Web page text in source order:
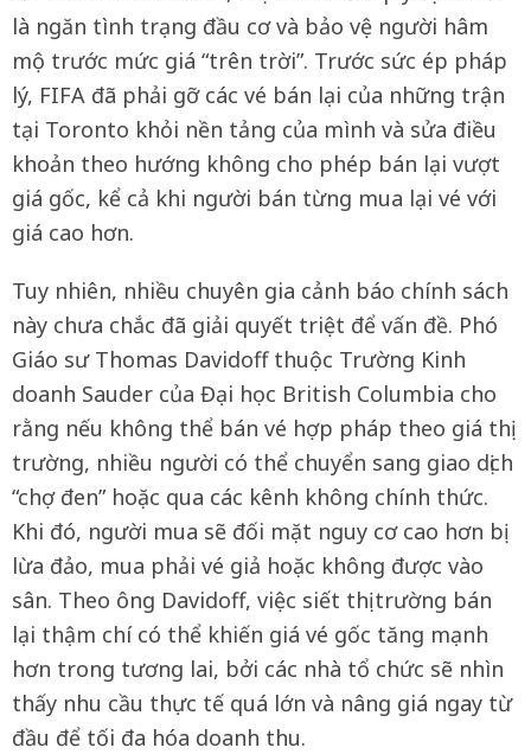
là ngăn tình trạng đầu cơ và bảo vệ người hâm
mộ trước mức giá “trên trời”. Trước sức ép pháp
lý, FIFA đã phải gỡ các vé bán lại của những trận
tại Toronto khỏi nền tảng của mình và sửa điều
khoản theo hướng không cho phép bán lại vượt
giá gốc, kể cả khi người bán từng mua lại vé với
giá cao hơn.
Tuy nhiên, nhiều chuyên gia cảnh báo chính sách
này chưa chắc đã giải quyết triệt để vấn đề. Phó
Giáo sư Thomas Davidoff thuộc Trường Kinh
doanh Sauder của Đại học British Columbia cho
rằng nếu không thể bán vé hợp pháp theo giá thị
trường, nhiều người có thể chuyển sang giao dịch
“chợ đen” hoặc qua các kênh không chính thức.
Khi đó, người mua sẽ đối mặt nguy cơ cao hơn bị
lừa đảo, mua phải vé giả hoặc không được vào
sân. Theo ông Davidoff, việc siết thị trường bán
lại thậm chí có thể khiến giá vé gốc tăng mạnh
hơn trong tương lai, bởi các nhà tổ chức sẽ nhìn
thấy nhu cầu thực tế quá lớn và nâng giá ngay từ
đầu để tối đa hóa doanh thu.